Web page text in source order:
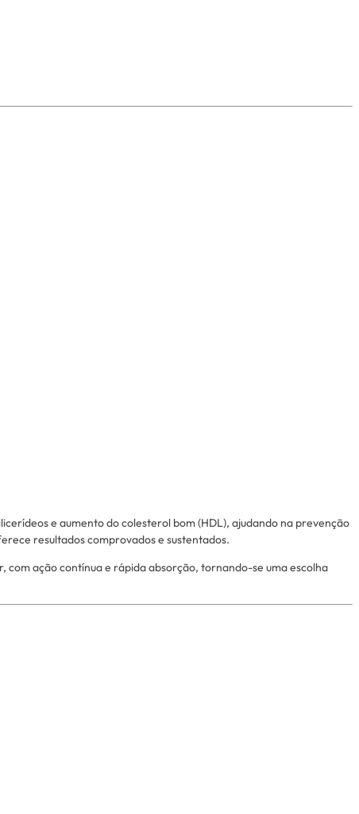
e aumento do colesterol bom (HDL), ajudando na prevenção
resultados comprovados e sustentados.
com ação contínua e rápida absorção, tornando-se uma escolha